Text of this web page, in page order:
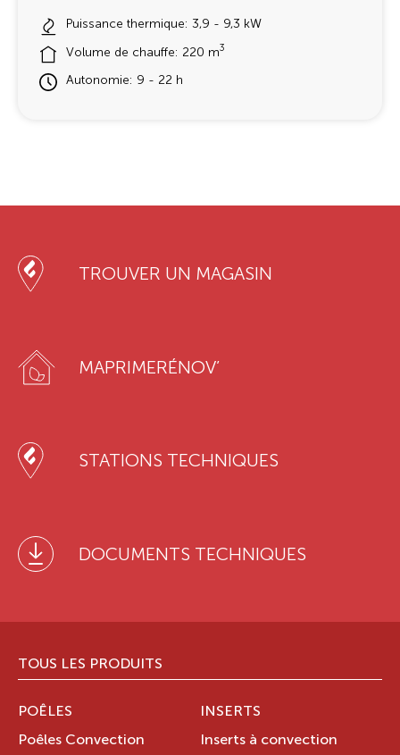
Puissance thermique: 3,9 - 9,3 kW
Volume de chauffe: 220 m3
Autonomie: 9 - 22 h
TROUVER UN MAGASIN
MAPRIMERÉNOV’
STATIONS TECHNIQUES
DOCUMENTS TECHNIQUES
TOUS LES PRODUITS
POÊLES
Poêles Convection
INSERTS
Inserts à convection